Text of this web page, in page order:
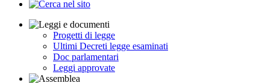
Progetti di legge
Ultimi Decreti legge esaminati
Doc parlamentari
Leggi approvate